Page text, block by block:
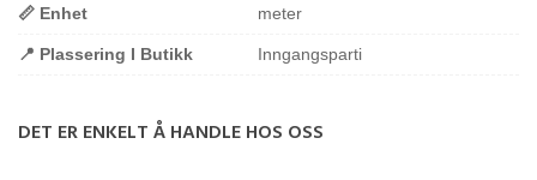
📏 Enhet meter
📍 Plassering I Butikk Inngangsparti
DET ER ENKELT Å HANDLE HOS OSS